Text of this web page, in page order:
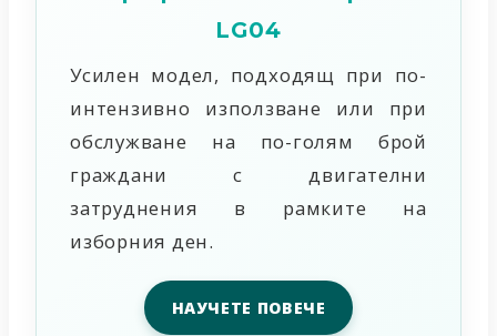
LG04
Усилен модел, подходящ при по-
интензивно използване или при
обслужване на по-голям брой
граждани с двигателни
затруднения в рамките на
изборния ден.
НАУЧЕТЕ ПОВЕЧЕ